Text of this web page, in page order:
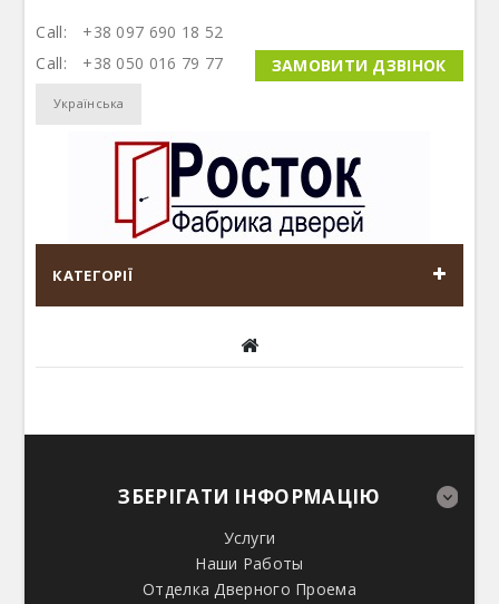
Українська
Call: +38 050 016 79 77
Call:
+38 097 690 18 52
ЗАМОВИТИ ДЗВІНОК
КАТЕГОРІЇ
ЗБЕРІГАТИ ІНФОРМАЦІЮ
Услуги
Наши Работы
Отделка Дверного Проема